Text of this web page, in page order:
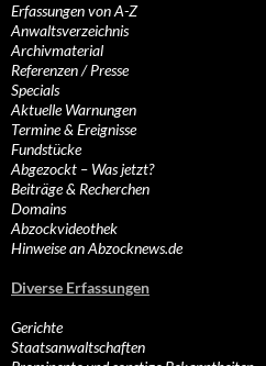
Erfassungen von A-Z
Anwaltsverzeichnis
Archivmaterial
Referenzen / Presse
Specials
Aktuelle Warnungen
Termine & Ereignisse
Fundstücke
Abgezockt – Was jetzt?
Beiträge & Recherchen
Domains
Abzockvideothek
Hinweise an Abzocknews.de
Diverse Erfassungen
Gerichte
Staatsanwaltschaften